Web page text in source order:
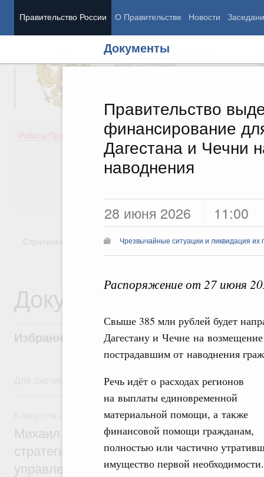
Правительство России О Правительстве Новости
Документы
Правительство
финансирование
Дагестана и Чечни
наводнения
28 июня 2026 11:00
Чрезвычайные ситуации и ликвидация их
Распоряжение от 27 июня
Свыше 385 млн рублей будет
Дагестану и Чечне на
пострадавшим от наводнения
Речь идёт о расходах регионов
на выплаты единовременной
материальной помощи, а также
финансовой помощи гражданам,
полностью или частично
имущество первой
Председатель Правительства
Вице-премьеры
Работа Правительства
Демография
Здоровье
Культура
Государство
Стратегии Государственные программы
Документы
Избранные документы со справками к
Для системного поиска перейдите в раздел "Поиск по
6 августа, четверг
Технологическое развитие. Инновации
Михаил Мишустин дал поручения по
стратегической сессии о
управления научно-технологическим